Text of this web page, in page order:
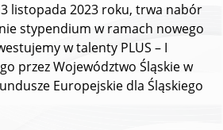
listopada 2023 roku, trwa nabór
stypendium w ramach nowego
w talenty PLUS – I
przez Województwo Śląskie w
Europejskie dla Śląskiego